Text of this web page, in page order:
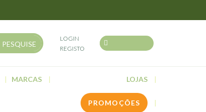
PESQUISE
LOGIN
REGISTO
MARCAS LOJAS
PROMOÇÕES